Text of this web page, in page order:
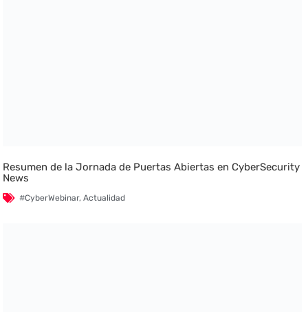
Resumen de la Jornada de Puertas Abiertas en CyberSecurity
News
#CyberWebinar,Actualidad